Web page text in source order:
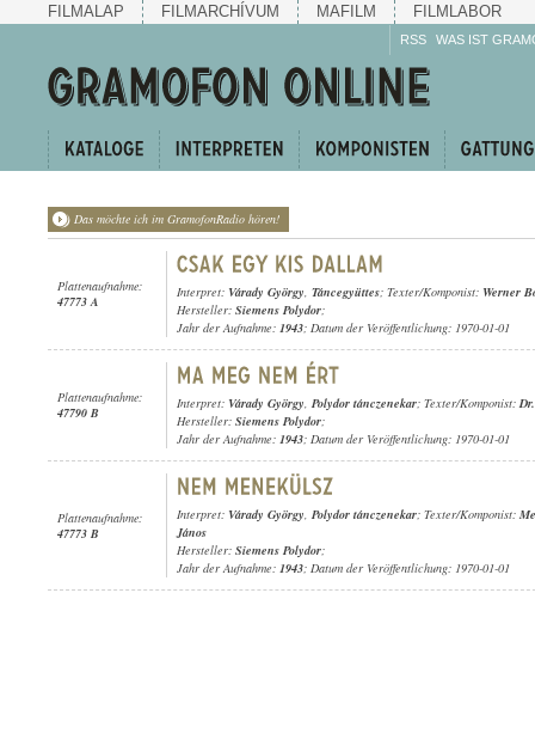
FILMALAP FILMARCHÍVUM MAFILM FILMLABOR
RSS WAS IST
Das möchte ich im GramofonRadio hören!
Plattenaufnahme:
47773 A
Interpret: Várady György, Táncegyüttes; Texter/Komponist: Werner
Hersteller: Siemens Polydor;
Jahr der Aufnahme: 1943; Datum der Veröffentlichung: 1970-01-01
Plattenaufnahme:
47790 B
Interpret: Várady György, Polydor tánczenekar; Texter/Komponist:
Hersteller: Siemens Polydor;
Jahr der Aufnahme: 1943; Datum der Veröffentlichung: 1970-01-01
Plattenaufnahme:
47773 B
Interpret: Várady György, Polydor tánczenekar; Texter/Komponist:
János
Hersteller: Siemens Polydor;
Jahr der Aufnahme: 1943; Datum der Veröffentlichung: 1970-01-01